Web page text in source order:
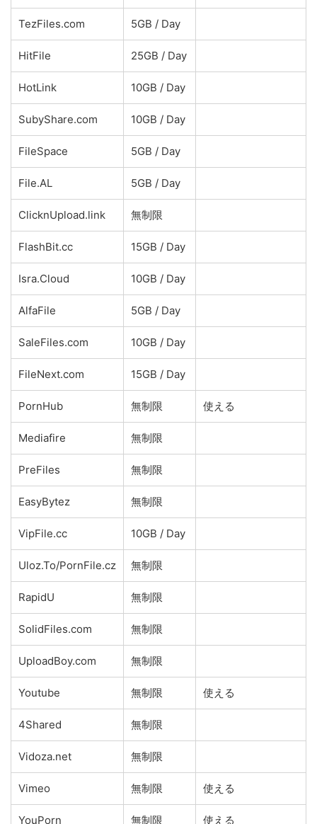
TezFiles.com 5GB / Day
HitFile 25GB / Day
HotLink 10GB / Day
SubyShare.com 10GB / Day
FileSpace 5GB / Day
File.AL 5GB / Day
ClicknUpload.link 無制限
FlashBit.cc 15GB / Day
Isra.Cloud 10GB / Day
AlfaFile 5GB / Day
SaleFiles.com 10GB / Day
FileNext.com 15GB / Day
PornHub 無制限 使える
Mediafire 無制限
PreFiles 無制限
EasyBytez 無制限
VipFile.cc 10GB / Day
Uloz.To/PornFile.cz 無制限
RapidU 無制限
SolidFiles.com 無制限
UploadBoy.com 無制限
Youtube 無制限 使える
4Shared 無制限
Vidoza.net 無制限
Vimeo 無制限 使える
YouPorn 無制限 使える